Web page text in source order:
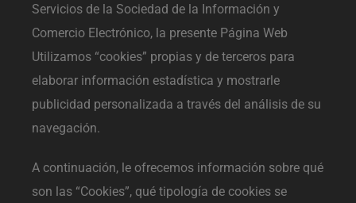
Servicios de la Sociedad de la Información y
Comercio Electrónico, la presente Página Web
Utilizamos “cookies” propias y de terceros para
elaborar información estadística y mostrarle
publicidad personalizada a través del análisis de su
navegación.
A continuación, le ofrecemos información sobre qué
son las “Cookies”, qué tipología de cookies se